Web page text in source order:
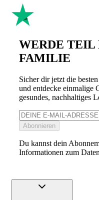
WERDE TEIL
FAMILIE
Sicher dir jetzt die
und entdecke einmalige
gesundes, nachhaltiges
Abonnieren
Du kannst dein
Informationen zum